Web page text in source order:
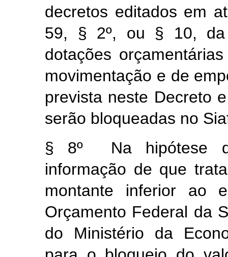
decretos editados em
59, § 2º, ou § 10,
dotações
movimentação e de
prevista neste Decreto
serão bloqueadas no
§ 8º Na hipótese
informação de que
montante inferior ao
Orçamento Federal da
do Ministério da